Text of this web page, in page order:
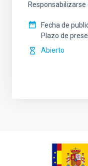
Responsabilizarse
Fecha de
Plazo de
Abierto